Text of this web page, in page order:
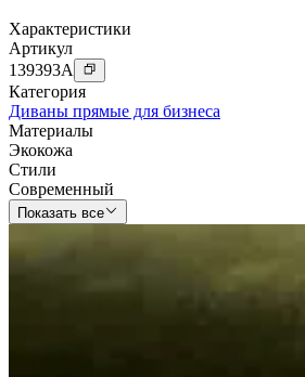
Характеристики
Артикул
139393A
Категория
Диваны прямые для бизнеса
Материалы
Экокожа
Стили
Современный
Показать все